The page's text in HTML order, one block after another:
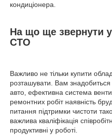
кондиціонера.
На що ще звернути
СТО
Важливо не тільки купити
розташувати. Вам
авто, ефективна система
ремонтних робіт наявність
питання підтримки чистоти
важлива кваліфікація
продуктивні у роботі.